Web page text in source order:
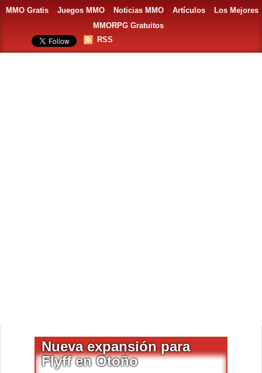
MMO Gratis Juegos MMO Noticias MMO Artículos
Los Mejores
MMORPG Gratuitos
RSS
Nueva expansión para
Flyff en Otoño